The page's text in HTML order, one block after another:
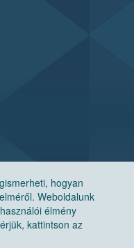
hogyan
Weboldalunk
élmény
kattintson az